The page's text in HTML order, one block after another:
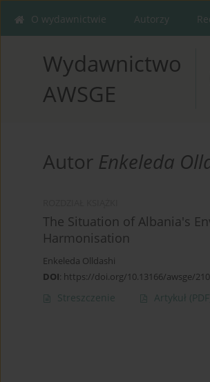
O wydawnictwie Autorzy
Wydawnictwo
AWSGE
Autor Enkeleda
The Situation of Albania's
Harmonisation
Enkeleda Olldashi
DOI: https://doi.org/10.13166/awsge/
Streszczenie Artykuł